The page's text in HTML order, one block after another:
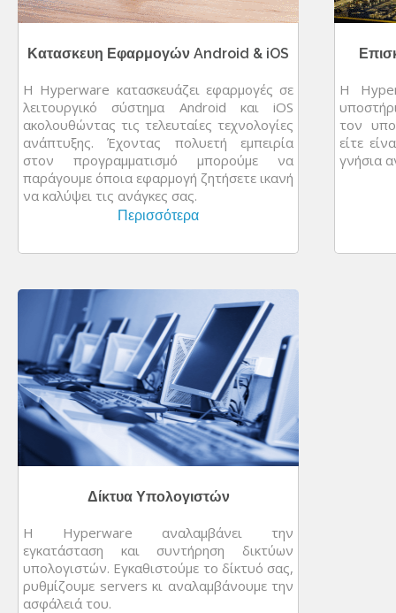
Κατασκευη Εφαρμογών Android & iOS
Η Hyperware κατασκευάζει εφαρμογές σε
λειτουργικό σύστημα Android και iOS
ακολουθώντας τις τελευταίες τεχνολογίες
ανάπτυξης. Έχοντας πολυετή εμπειρία
στον προγραμματισμό μπορούμε να
παράγουμε όποια εφαρμογή ζητήσετε ικανή
να καλύψει τις ανάγκες σας.
Περισσότερα
Η
τον
είτε
γνήσια
Δίκτυα Υπολογιστών
Η Hyperware αναλαμβάνει την
εγκατάσταση και συντήρηση δικτύων
υπολογιστών. Εγκαθιστούμε το δίκτυό σας,
ρυθμίζουμε servers κι αναλαμβάνουμε την
ασφάλειά του.